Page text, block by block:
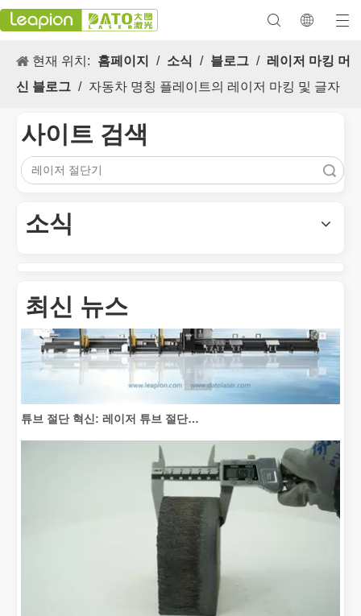
현재 위치: 홈페이지 / 소식 / 블로그 / 레이저 마킹 머
신 블로그 / 자동차 명칭 플레이트의 레이저 마킹 및 글자
사이트 검색
소식
최신 뉴스